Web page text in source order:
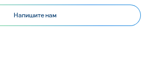
Напишите нам